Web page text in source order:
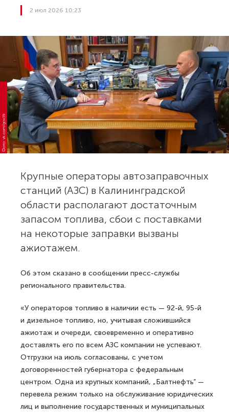
2 июл 2026 10:23
Фото: vk.com/gov39
Крупные операторы автозаправочных
станций (АЗС) в Калининградской
области располагают достаточным
запасом топлива, сбои с поставками
на некоторые заправки вызваны
ажиотажем.
Об этом сказано в сообщении пресс-службы
регионального правительства.
«У операторов топливо в наличии есть — 92-й, 95-й
и дизельное топливо, но, учитывая сложившийся
ажиотаж и очереди, своевременно и оперативно
доставлять его по всем АЗС компании не успевают.
Отгрузки на июль согласованы, с учетом
договоренностей губернатора с федеральным
центром. Одна из крупных компаний, „Балтнефть“ —
перевела режим только на обслуживание юридических
лиц и выполнение государственных и муниципальных